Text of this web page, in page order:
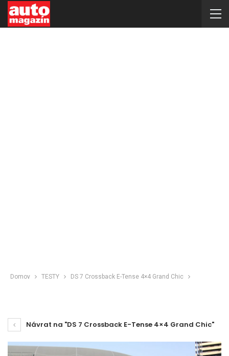
Domov TESTY DS 7 Crossback E-Tense 4×4 Grand Chic
Návrat na "DS 7 Crossback E-Tense 4×4 Grand Chic"